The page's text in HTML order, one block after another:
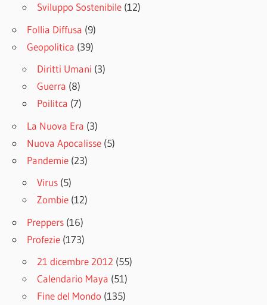
Sviluppo Sostenibile (12)
Follia Diffusa (9)
Geopolitica (39)
Diritti Umani (3)
Guerra (8)
Poilitca (7)
La Nuova Era (3)
Nuova Apocalisse (5)
Pandemie (23)
Virus (5)
Zombie (12)
Preppers (16)
Profezie (173)
21 dicembre 2012 (55)
Calendario Maya (51)
Fine del Mondo (135)